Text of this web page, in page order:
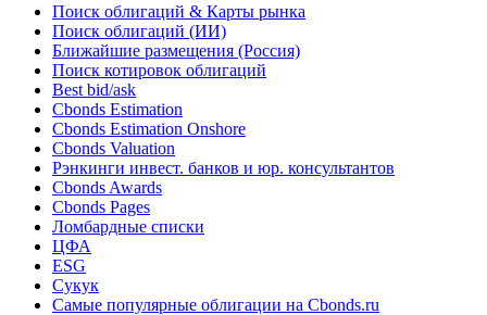
Поиск облигаций & Карты рынка
Поиск облигаций (ИИ)
Ближайшие размещения (Россия)
Поиск котировок облигаций
Best bid/ask
Cbonds Estimation
Cbonds Estimation Onshore
Cbonds Valuation
Рэнкинги инвест. банков и юр. консультантов
Cbonds Awards
Cbonds Pages
Ломбардные списки
ЦФА
ESG
Сукук
Самые популярные облигации на Cbonds.ru